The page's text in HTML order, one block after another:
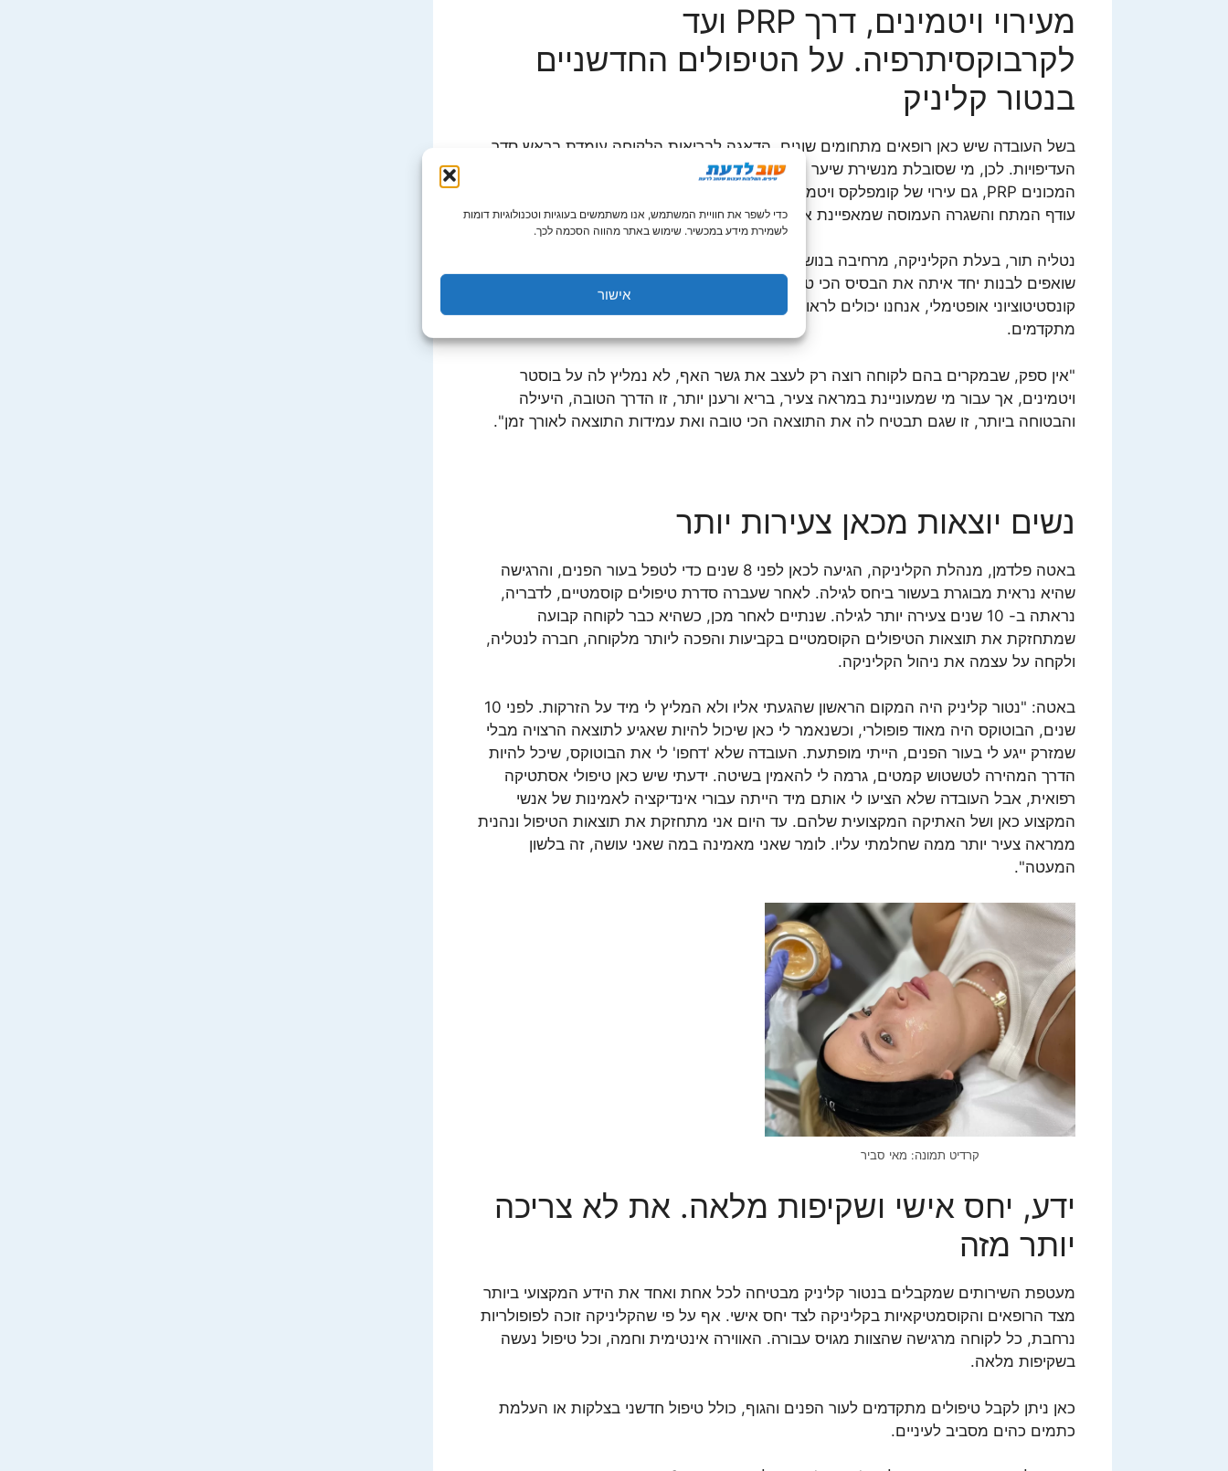
כדי לשפר את חוויית המשתמש, אנו משתמשים בעוגיות וטכנולוגיות דומות
לשמירת מידע במכשיר. שימוש באתר מהווה הסכמה לכך.
אישור
מעירוי ויטמינים, דרך PRP ועד
לקרבוקסיתרפיה. על הטיפולים החדשניים
בנטור קליניק
בשל העובדה שיש כאן רופאים מתחומים שונים, הדאגה לבריאות הלקוחה עומדת בראש סדר
העדיפויות. לכן, מי שסובלת מנשירת שיער תקבל לצד טיפולי פלזמה לחיזוק ועידוד זקיקי השיער,
המכונים PRP, גם עירוי של קומפלקס ויטמינים, כזה שייתן לה גם בוסט אנרגטי להתמודד עם
עודף המתח והשגרה העמוסה שמאפיינת את חיינו בעידן המודרני.
נטליה תור, בעלת הקליניקה, מרחיבה בנושא: "בנטור קליניק דואגים לבריאות הלקוחה. אנחנו
שואפים לבנות יחד איתה את הבסיס הכי טוב לטיפול ושיקום העור, וכאשר היא מגיעה למצב
קונסטיטוציוני אופטימלי, אנחנו יכולים לראות האם נדרשים טיפולי תחזוקה או טיפולי אסתטיקה
מתקדמים.
"אין ספק, שבמקרים בהם לקוחה רוצה רק לעצב את גשר האף, לא נמליץ לה על בוסטר
ויטמינים, אך עבור מי שמעוניינת במראה צעיר, בריא ורענן יותר, זו הדרך הטובה, היעילה
והבטוחה ביותר, זו שגם תבטיח לה את התוצאה הכי טובה ואת עמידות התוצאה לאורך זמן".
נשים יוצאות מכאן צעירות יותר
באטה פלדמן, מנהלת הקליניקה, הגיעה לכאן לפני 8 שנים כדי לטפל בעור הפנים, והרגישה
שהיא נראית מבוגרת בעשור ביחס לגילה. לאחר שעברה סדרת טיפולים קוסמטיים, לדבריה,
נראתה ב- 10 שנים צעירה יותר לגילה. שנתיים לאחר מכן, כשהיא כבר לקוחה קבועה
שמתחזקת את תוצאות הטיפולים הקוסמטיים בקביעות והפכה ליותר מלקוחה, חברה לנטליה,
ולקחה על עצמה את ניהול הקליניקה.
באטה: "נטור קליניק היה המקום הראשון שהגעתי אליו ולא המליץ לי מיד על הזרקות. לפני 10
שנים, הבוטוקס היה מאוד פופולרי, וכשנאמר לי כאן שיכול להיות שאגיע לתוצאה הרצויה מבלי
שמזרק ייגע לי בעור הפנים, הייתי מופתעת. העובדה שלא 'דחפו' לי את הבוטוקס, שיכל להיות
הדרך המהירה לטשטוש קמטים, גרמה לי להאמין בשיטה. ידעתי שיש כאן טיפולי אסתטיקה
רפואית, אבל העובדה שלא הציעו לי אותם מיד הייתה עבורי אינדיקציה לאמינות של אנשי
המקצוע כאן ושל האתיקה המקצועית שלהם. עד היום אני מתחזקת את תוצאות הטיפול ונהנית
ממראה צעיר יותר ממה שחלמתי עליו. לומר שאני מאמינה במה שאני עושה, זה בלשון
המעטה".
קרדיט תמונה: מאי סביר
ידע, יחס אישי ושקיפות מלאה. את לא צריכה
יותר מזה
מעטפת השירותים שמקבלים בנטור קליניק מבטיחה לכל אחת ואחד את הידע המקצועי ביותר
מצד הרופאים והקוסמטיקאיות בקליניקה לצד יחס אישי. אף על פי שהקליניקה זוכה לפופולריות
נרחבת, כל לקוחה מרגישה שהצוות מגויס עבורה. האווירה אינטימית וחמה, וכל טיפול נעשה
בשקיפות מלאה.
כאן ניתן לקבל טיפולים מתקדמים לעור הפנים והגוף, כולל טיפול חדשני בצלקות או העלמת
כתמים כהים מסביב לעיניים.